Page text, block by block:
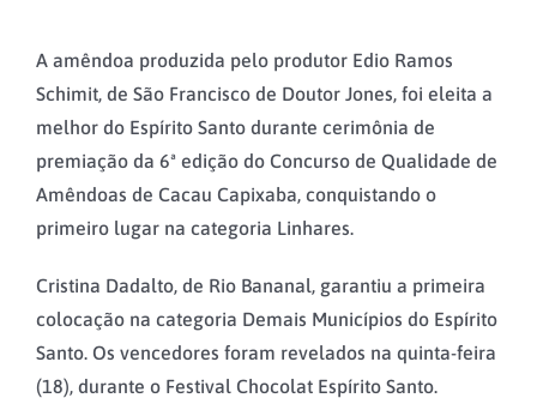
A amêndoa produzida pelo produtor Edio Ramos
Schimit, de São Francisco de Doutor Jones, foi eleita a
melhor do Espírito Santo durante cerimônia de
premiação da 6ª edição do Concurso de Qualidade de
Amêndoas de Cacau Capixaba, conquistando o
primeiro lugar na categoria Linhares.
Cristina Dadalto, de Rio Bananal, garantiu a primeira
colocação na categoria Demais Municípios do Espírito
Santo. Os vencedores foram revelados na quinta-feira
(18), durante o Festival Chocolat Espírito Santo.